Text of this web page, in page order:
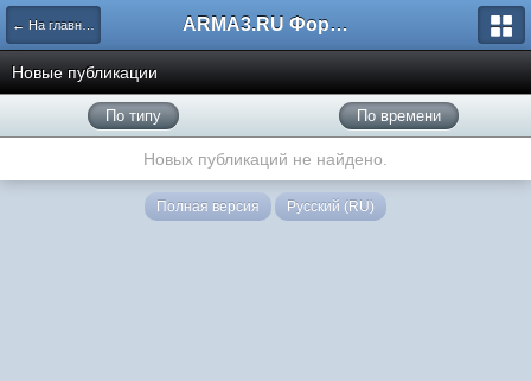
← На главную ARMA3.RU Форум
Новые публикации
По типу По времени
Новых публикаций не найдено.
Полная версия Русский (RU)